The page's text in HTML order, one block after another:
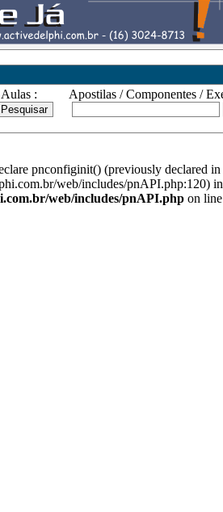
:
Apostilas / Componentes /
pnconfiginit() (previously declared in
web/includes/pnAPI.php:120) in
web/includes/pnAPI.phpon line